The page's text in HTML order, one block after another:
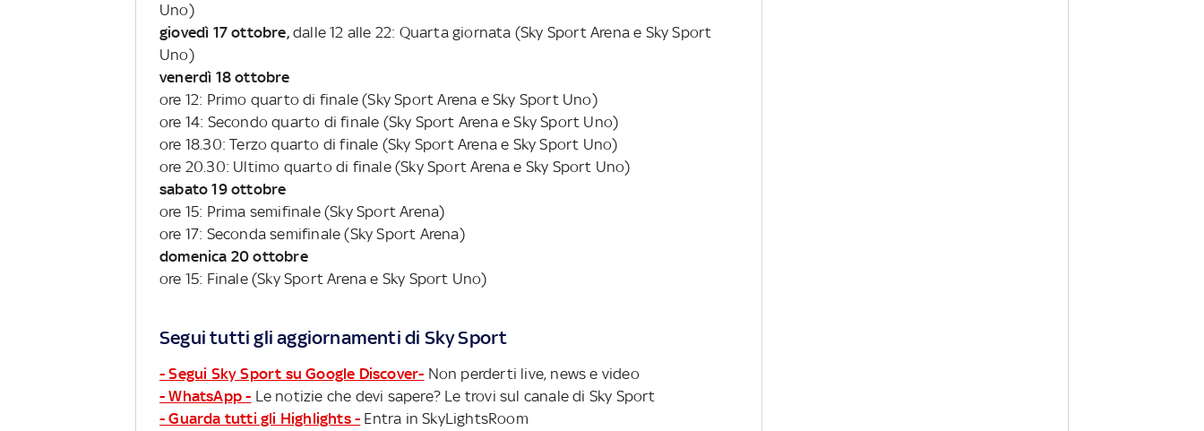
Uno)
giovedì 17 ottobre, dalle 12 alle 22: Quarta giornata (Sky Sport Arena e Sky Sport
Uno)
venerdì 18 ottobre
ore 12: Primo quarto di finale (Sky Sport Arena e Sky Sport Uno)
ore 14: Secondo quarto di finale (Sky Sport Arena e Sky Sport Uno)
ore 18.30: Terzo quarto di finale (Sky Sport Arena e Sky Sport Uno)
ore 20.30: Ultimo quarto di finale (Sky Sport Arena e Sky Sport Uno)
sabato 19 ottobre
ore 15: Prima semifinale (Sky Sport Arena)
ore 17: Seconda semifinale (Sky Sport Arena)
domenica 20 ottobre
ore 15: Finale (Sky Sport Arena e Sky Sport Uno)
Segui tutti gli aggiornamenti di Sky Sport
- Segui Sky Sport su Google Discover- Non perderti live, news e video
- WhatsApp - Le notizie che devi sapere? Le trovi sul canale di Sky Sport
- Guarda tutti gli Highlights - Entra in SkyLightsRoom